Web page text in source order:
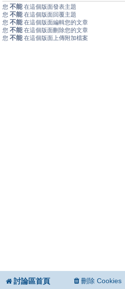
您 不能 在這個版面發表主題
您 不能 在這個版面回覆主題
您 不能 在這個版面編輯您的文章
您 不能 在這個版面刪除您的文章
您 不能 在這個版面上傳附加檔案
討論區首頁 刪除 Cookies